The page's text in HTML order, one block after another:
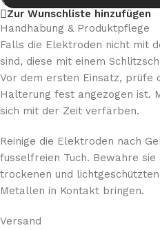
Zur Wunschliste hinzufügen
Handhabung & Produktpflege
Falls die Elektroden nicht mit
sind, diese mit einem
Vor dem ersten Einsatz, prüfe
Halterung fest angezogen ist.
sich mit der Zeit verfärben.
Reinige die Elektroden nach
fusselfreien Tuch. Bewahre
trockenen und
Metallen in Kontakt bringen.
Versand